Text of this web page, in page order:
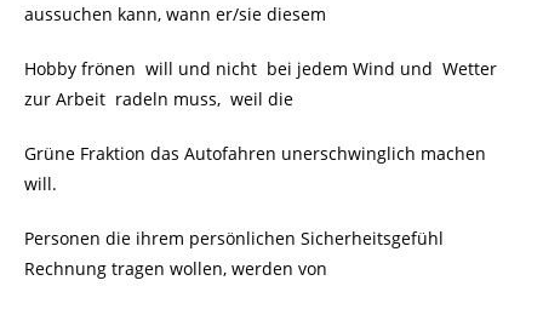
aussuchen kann, wann er/sie diesem
Hobby frönen will und nicht bei jedem Wind und Wetter
zur Arbeit radeln muss, weil die
Grüne Fraktion das Autofahren unerschwinglich machen
will.
Personen die ihrem persönlichen Sicherheitsgefühl
Rechnung tragen wollen, werden von